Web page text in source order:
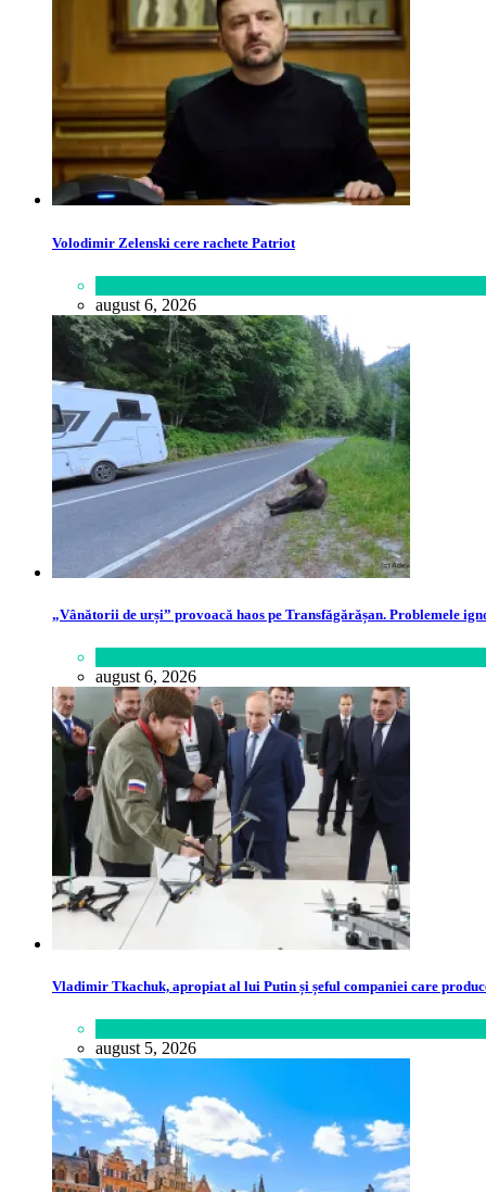
Volodimir Zelenski cere rachete Patriot
august 6, 2026
„Vânătorii de urși” provoacă haos pe Transfăgărășan. Problemele
august 6, 2026
Vladimir Tkachuk, apropiat al lui Putin și șeful companiei care
august 5, 2026